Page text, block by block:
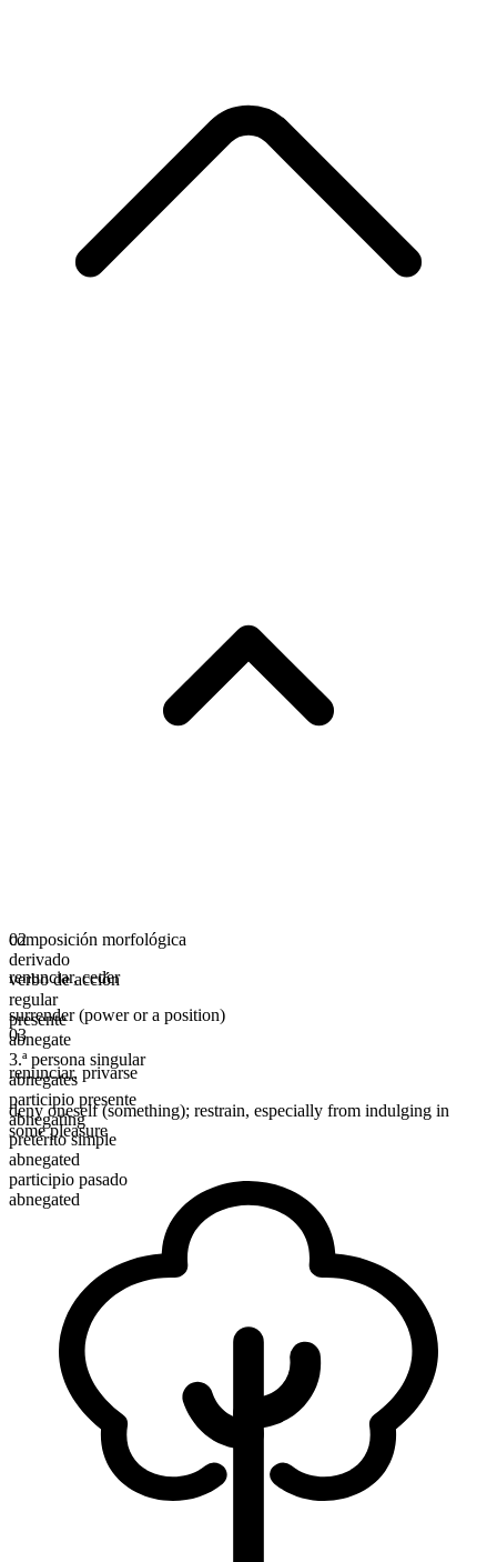
composición morfológica
derivado
verbo de acción
regular
presente
abnegate
3.ª persona singular
abnegates
participio presente
abnegating
pretérito simple
abnegated
participio pasado
abnegated
02
renunciar,ceder
surrender (power or a position)
03
renunciar, privarse
deny oneself (something); restrain, especially from indulging in
some pleasure